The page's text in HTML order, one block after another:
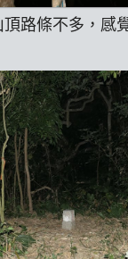
路條不多，感